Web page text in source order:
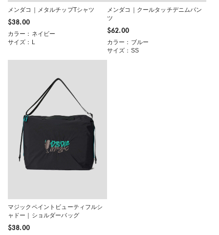
メンダコ｜メタルチップTシャツ
$‌38.00
カラー：ネイビー
サイズ：L
メンダコ｜クールタッチデニムパン
ツ
$‌62.00
カラー：ブルー
サイズ：SS
マジックペイントビューティフルシ
ャドー｜ショルダーバッグ
$‌38.00